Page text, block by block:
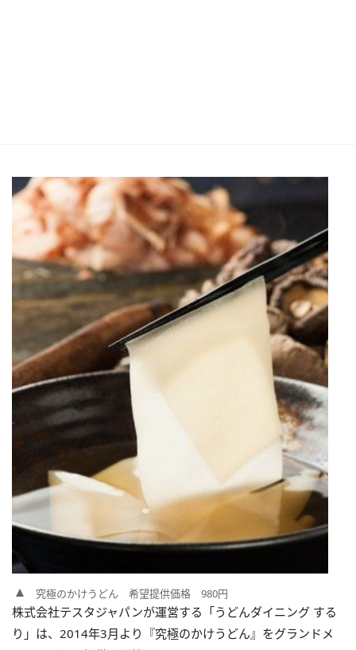
究極のかけうどん 希望提供価格 980円
株式会社テスタジャパンが運営する「うどんダイニング する
り」は、2014年3月より『究極のかけうどん』をグランドメ